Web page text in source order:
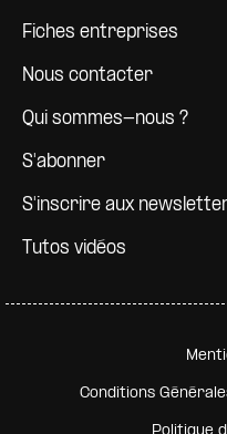
Fiches entreprises
Nous contacter
Qui sommes-nous ?
S'abonner
S'inscrire aux
Tutos vidéos
Pied de page
Conditions